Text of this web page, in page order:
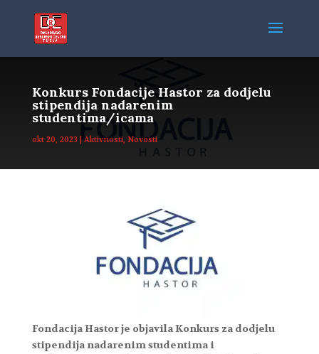
Konkurs Fondacije Hastor za dodjelu
stipendija nadarenim
studentima/icama
okt 20, 2023 |Aktivnosti, Novosti
Fondacija Hastor je objavila Konkurs za dodjelu
stipendija nadarenim studentima i